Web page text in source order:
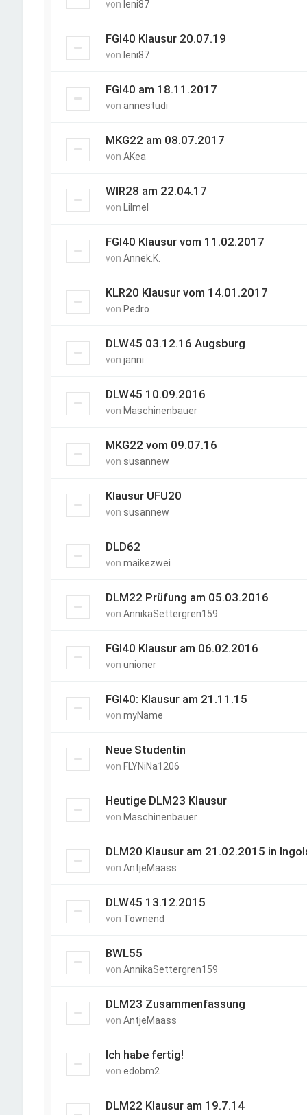
von leni87
FGI40 Klausur 20.07.19
von leni87
FGI40 am 18.11.2017
von annestudi
MKG22 am 08.07.2017
von AKea
WIR28 am 22.04.17
von Lilmel
FGI40 Klausur vom 11.02.2017
von Annek.K.
KLR20 Klausur vom 14.01.2017
von Pedro
DLW45 03.12.16 Augsburg
von janni
DLW45 10.09.2016
von Maschinenbauer
MKG22 vom 09.07.16
von susannew
Klausur UFU20
von susannew
DLD62
von maikezwei
DLM22 Prüfung am 05.03.2016
von AnnikaSettergren159
FGI40 Klausur am 06.02.2016
von unioner
FGI40: Klausur am 21.11.15
von myName
Neue Studentin
von FLYNiNa1206
Heutige DLM23 Klausur
von Maschinenbauer
DLM20 Klausur am 21.02.2015 in
von AntjeMaass
DLW45 13.12.2015
von Townend
BWL55
von AnnikaSettergren159
DLM23 Zusammenfassung
von AntjeMaass
Ich habe fertig!
von edobm2
DLM22 Klausur am 19.7.14